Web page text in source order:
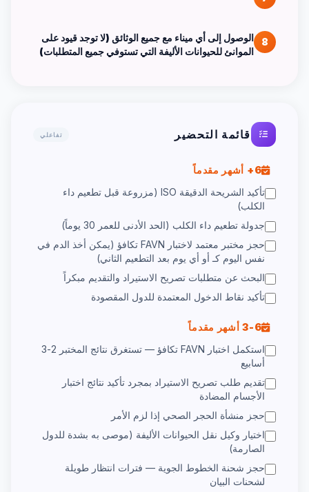
8
الوصول إلى أي ميناء مع جميع الوثائق (لا توجد قيود على
الموانئ للحيوانات الأليفة التي تستوفي جميع المتطلبات)
قائمة التحضير تفاعلي
6+ أشهر مقدماً
تأكيد الشريحة الدقيقة ISO (مزروعة قبل تطعيم داء
الكلب)
جدولة تطعيم داء الكلب (الحد الأدنى للعمر 30 يوماً)
حجز مختبر معتمد لاختبار FAVN تكافؤ (يمكن أخذ الدم في
نفس اليوم كـ أو أي يوم بعد التطعيم الثاني)
البحث عن متطلبات تصريح الاستيراد والتقديم مبكراً
تأكيد نقاط الدخول المعتمدة للدول المقصودة
3-6 أشهر مقدماً
استكمل اختبار FAVN تكافؤ — تستغرق نتائج المختبر 2-3
أسابيع
تقديم طلب تصريح الاستيراد بمجرد تأكيد نتائج اختبار
الأجسام المضادة
حجز منشأة الحجر الصحي إذا لزم الأمر
اختيار وكيل نقل الحيوانات الأليفة (موصى به بشدة للدول
الصارمة)
حجز شحنة الخطوط الجوية — فترات انتظار طويلة
لشحنات البيان